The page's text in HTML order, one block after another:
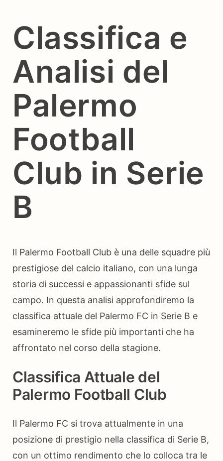
Classifica e
Analisi del
Palermo
Football
Club in Serie
B
Il Palermo Football Club è una delle squadre più
prestigiose del calcio italiano, con una lunga
storia di successi e appassionanti sfide sul
campo. In questa analisi approfondiremo la
classifica attuale del Palermo FC in Serie B e
esamineremo le sfide più importanti che ha
affrontato nel corso della stagione.
Classifica Attuale del
Palermo Football Club
Il Palermo FC si trova attualmente in una
posizione di prestigio nella classifica di Serie B,
con un ottimo rendimento che lo colloca tra le